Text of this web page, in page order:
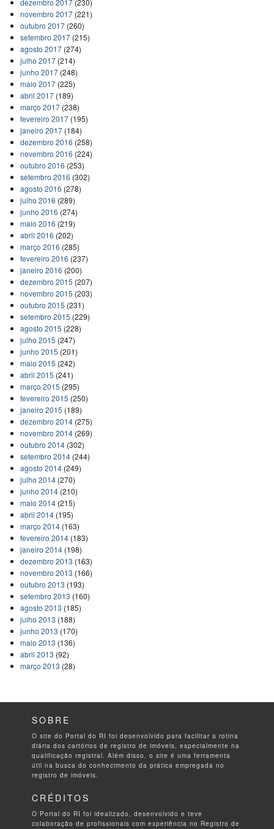
novembro 2017(221)
outubro 2017(260)
setembro 2017(215)
agosto 2017(274)
julho 2017(214)
junho 2017(248)
maio 2017(225)
abril 2017(189)
março 2017(238)
fevereiro 2017(195)
janeiro 2017(184)
dezembro 2016 (258)
novembro 2016 (224)
outubro 2016 (253)
setembro 2016 (302)
agosto 2016 (278)
julho 2016 (289)
junho 2016 (274)
maio 2016 (219)
abril 2016 (202)
março 2016 (285)
fevereiro 2016 (237)
janeiro 2016 (200)
dezembro 2015 (207)
novembro 2015 (203)
outubro 2015 (231)
setembro 2015 (229)
agosto 2015 (228)
julho 2015 (247)
junho 2015 (201)
maio 2015 (242)
abril 2015 (241)
março 2015 (295)
fevereiro 2015 (250)
janeiro 2015 (189)
dezembro 2014(275)
novembro 2014(269)
outubro 2014(302)
setembro 2014(244)
agosto 2014(249)
julho 2014(270)
junho 2014(210)
maio 2014(215)
abril 2014(195)
março 2014(163)
fevereiro 2014(183)
janeiro 2014(198)
dezembro 2013 (163)
novembro 2013 (166)
outubro 2013 (193)
setembro 2013 (160)
agosto 2013 (185)
julho 2013 (188)
junho 2013 (170)
maio 2013 (136)
abril 2013 (92)
março 2013 (28)
SOBRE
O site do Portal do RI foi desenvolvido para facilitar a rotina
diária dos cartórios de registro de imóveis, especialmente na
qualificação registral. Além disso, o site é uma ferramenta
útil na busca do conhecimento da prática empregada no
registro de imóveis.
CRÉDITOS
O Portal do RI foi idealizado, desenvolvido e teve
colaboração de profissionais com experiência no Registro de